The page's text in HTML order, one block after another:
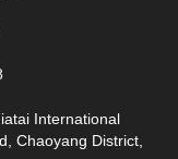
International
Chaoyang District,